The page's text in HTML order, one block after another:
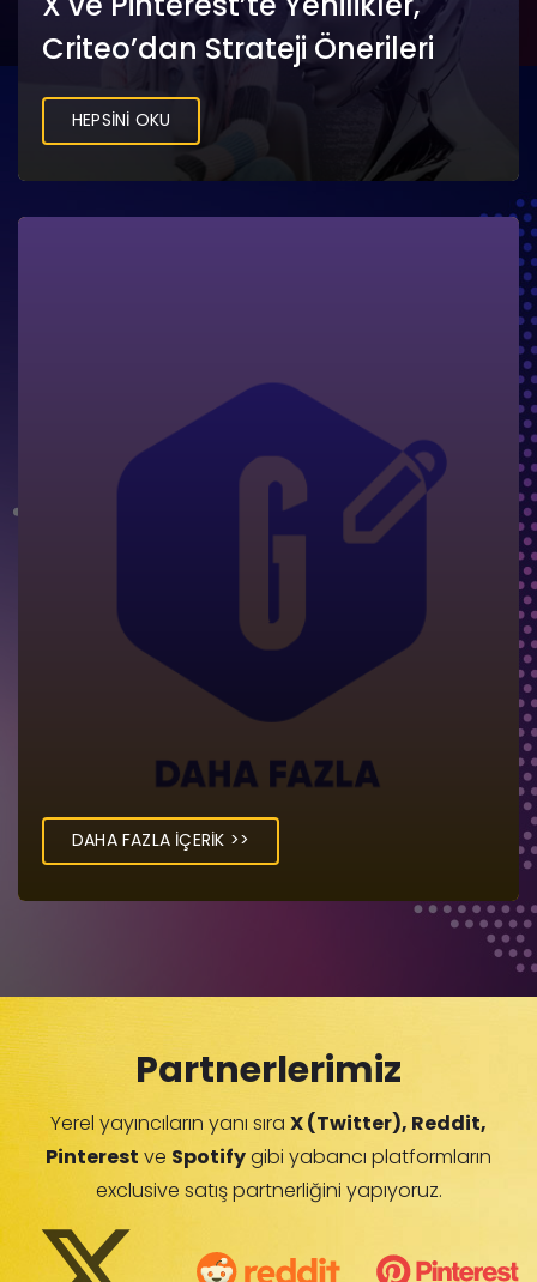
Criteo’dan Strateji Önerileri
HEPSİNİ OKU
DAHA FAZLA İÇERİK >>
Partnerlerimiz
Yerel yayıncıların yanı sıra X (Twitter), Reddit,
Pinterest ve Spotifygibi yabancı platformların
exclusive satış partnerliğini yapıyoruz.